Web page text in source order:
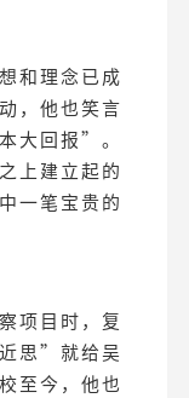
和理念已成
，他也笑言
大回报”。
上建立起的
一笔宝贵的
项目时，复
思”就给吴
至今，他也